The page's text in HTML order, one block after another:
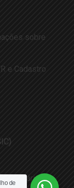
sobre
e Cadastro
em horário de
de